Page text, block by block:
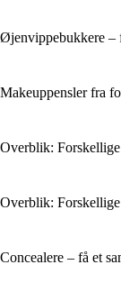
Øjenvippebukkere –
Makeuppensler fra
Overblik: Forskellige
Overblik: Forskellige
Concealere – få et